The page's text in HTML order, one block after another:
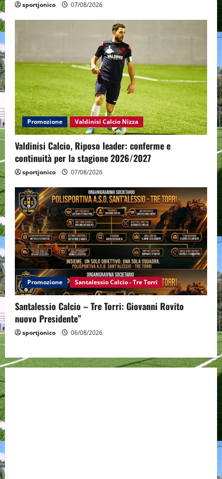
sportjonico 07/08/2026
Promozione Valdinisi Calcio Nizza
Valdinisi Calcio, Riposo leader: conferme e
continuità per la stagione 2026/2027
sportjonico 07/08/2026
Promozione Santalessio Calcio - Tre Torri
Santalessio Calcio – Tre Torri: Giovanni Rovito
nuovo Presidente”
sportjonico 06/08/2026